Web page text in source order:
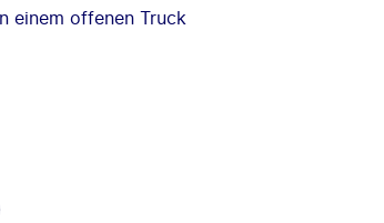
einem offenen Truck